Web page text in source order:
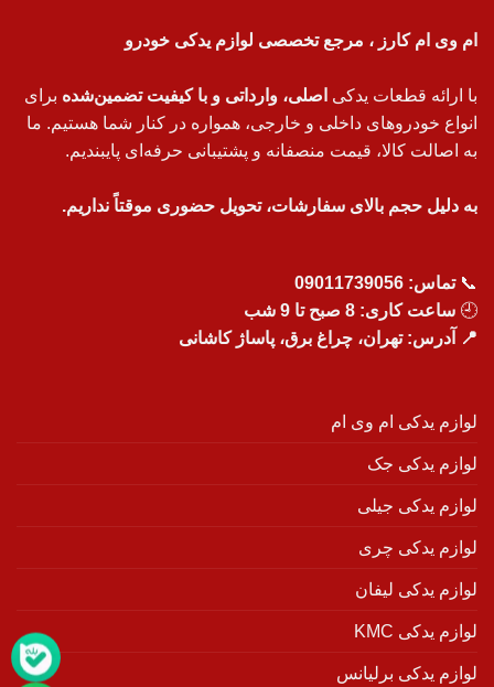
ام وی ام کارز ، مرجع تخصصی لوازم یدکی خودرو
با ارائه قطعات یدکی اصلی، وارداتی و با کیفیت تضمین‌شده برای
انواع خودروهای داخلی و خارجی، همواره در کنار شما هستیم. ما
به اصالت کالا، قیمت منصفانه و پشتیبانی حرفه‌ای پایبندیم.
به دلیل حجم بالای سفارشات، تحویل حضوری موقتاً نداریم.
📞تماس: 09011739056
🕘 ساعت کاری: 8 صبح تا 9 شب
📍 آدرس: تهران، چراغ برق، پاساژ کاشانی
لوازم یدکی ام وی ام
لوازم یدکی جک
لوازم یدکی جیلی
لوازم یدکی چری
لوازم یدکی لیفان
لوازم یدکی KMC
لوازم یدکی برلیانس